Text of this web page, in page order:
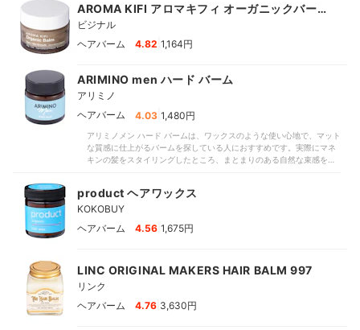
AROMA KIFI アロマキフィ オーガニックバーム
ウェットスムース
ビジナル
ヘアバーム
4.82 1,164円
ARIMINO men ハード バーム
アリミノ
ヘアバーム
4.03 1,480円
アリミノメン ハード バームは、ワックスのような使い心地で、マット
な質感に仕上がるバームを探している人におすすめです。実際にマネ
キンの髪をスタイリングしたところ、まとまりのある自然な束感をし
ょう。ツヤ感は控えめで、マットな仕上がりでした。比較したなかで
は適度なツヤ髪に仕上がる商品が多かったのに対し、こちらはモード
ターから「朝のスタイルを長時間キープできた」との声が寄せられ、
は控えめなものの、やや独特でモニターの好みが分かれたのが惜しい
人工的な香り」「ケミカルな香りが気になった」と感じた人もいまし
た。柔らかく粘度が高めのテクスチャで、髪になじませにくかった点
product ヘアワックス
KOKOBUY
ヘアバーム
4.56 1,675円
LINC ORIGINAL MAKERS HAIR BALM 997
リンク
ヘアバーム
4.76 3,630円